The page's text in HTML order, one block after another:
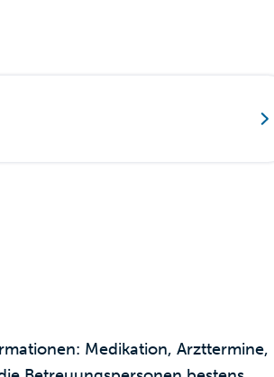
Medikation, Arzttermine,